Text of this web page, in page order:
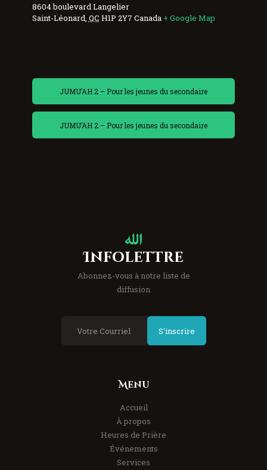
8604 boulevard Langelier
Saint-Léonard QC H1P 2Y7 Canada + Google Map
JUMU’AH 2 – Pour les jeunes du secondaire
JUMU’AH 2 – Pour les jeunes du secondaire
Infolettre
Abonnez-vous à notre liste de
diffusion
S'inscrire
Menu
Accueil
À propos
Heures de Prière
Événements
Services